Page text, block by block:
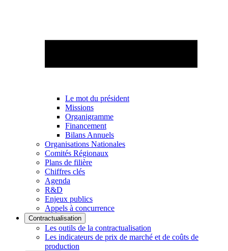
Le mot du président
Missions
Organigramme
Financement
Bilans Annuels
Organisations Nationales
Comités Régionaux
Plans de filière
Chiffres clés
Agenda
R&D
Enjeux publics
Appels à concurrence
Contractualisation
Les outils de la contractualisation
Les indicateurs de prix de marché et de coûts de
production